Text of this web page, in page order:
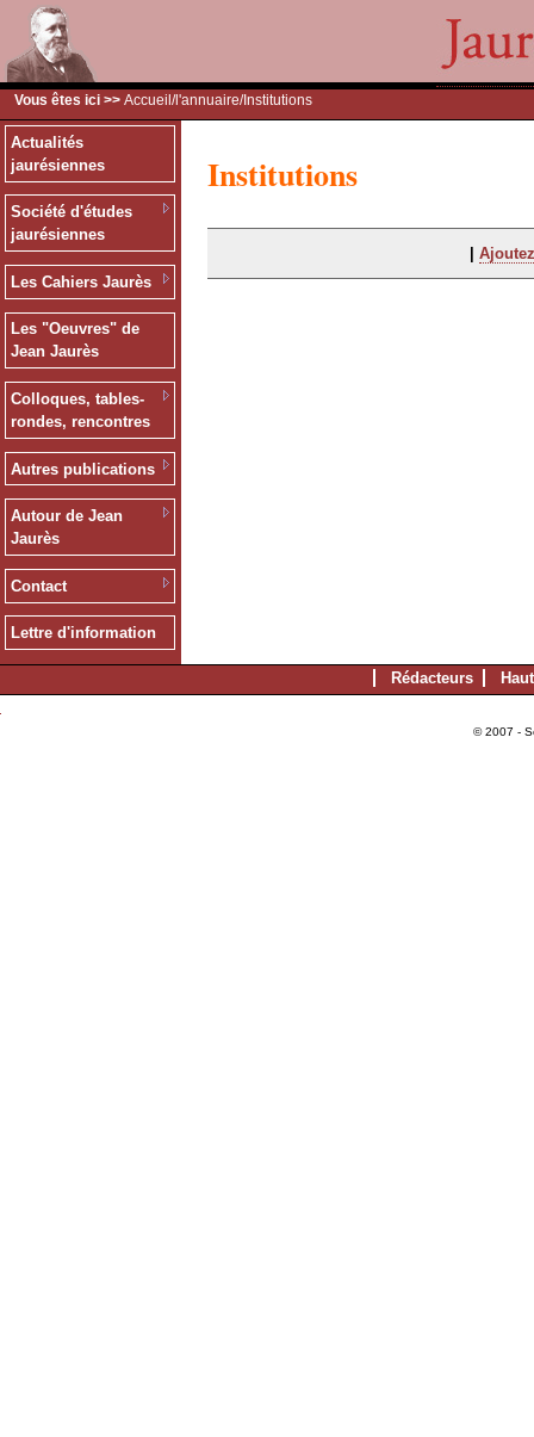
Vous êtes ici >> Accueil /l'annuaire/Institutions
Actualités
jaurésiennes
Société d'études
jaurésiennes
Les Cahiers Jaurès
Les "Oeuvres" de
Jean Jaurès
Colloques, tables-
rondes, rencontres
Autres publications
Autour de Jean
Jaurès
Contact
Lettre d'information
Institutions
|
Rédacteurs
© 2007 -